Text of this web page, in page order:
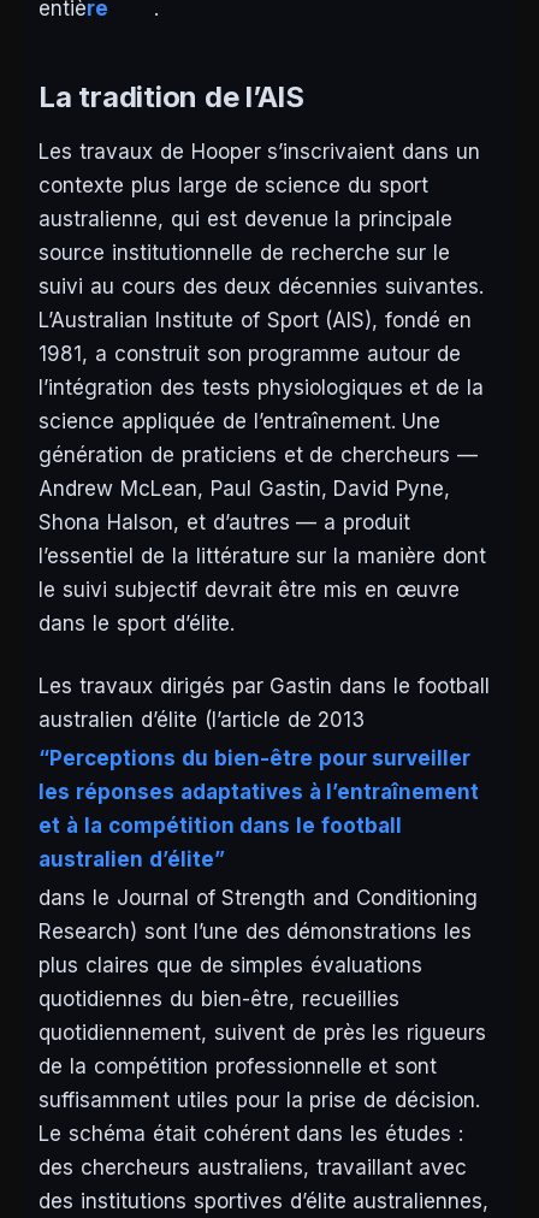
entière .
La tradition de l’AIS
Les travaux de Hooper s’inscrivaient dans un
contexte plus large de science du sport
australienne, qui est devenue la principale
source institutionnelle de recherche sur le
suivi au cours des deux décennies suivantes.
L’Australian Institute of Sport (AIS), fondé en
1981, a construit son programme autour de
l’intégration des tests physiologiques et de la
science appliquée de l’entraînement. Une
génération de praticiens et de chercheurs —
Andrew McLean, Paul Gastin, David Pyne,
Shona Halson, et d’autres — a produit
l’essentiel de la littérature sur la manière dont
le suivi subjectif devrait être mis en œuvre
dans le sport d’élite.
Les travaux dirigés par Gastin dans le football
australien d’élite (l’article de 2013
“Perceptions du bien-être pour surveiller
les réponses adaptatives à l’entraînement
et à la compétition dans le football
australien d’élite”
dans le Journal of Strength and Conditioning
Research) sont l’une des démonstrations les
plus claires que de simples évaluations
quotidiennes du bien-être, recueillies
quotidiennement, suivent de près les rigueurs
de la compétition professionnelle et sont
suffisamment utiles pour la prise de décision.
Le schéma était cohérent dans les études :
des chercheurs australiens, travaillant avec
des institutions sportives d’élite australiennes,